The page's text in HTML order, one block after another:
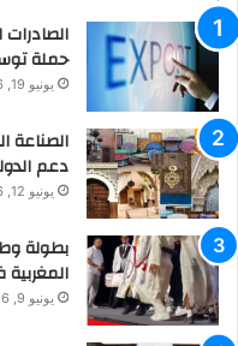
حملة
يونيو 19, 2026
الصناعة
دعم
يونيو 12, 2026
بطولة
يونيو 9, 2026